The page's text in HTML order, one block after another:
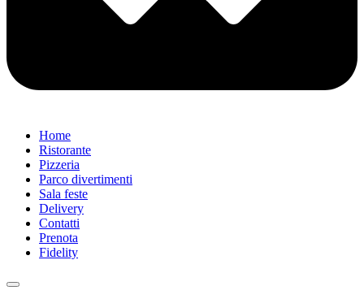
Home
Ristorante
Pizzeria
Parco divertimenti
Sala feste
Delivery
Contatti
Prenota
Fidelity